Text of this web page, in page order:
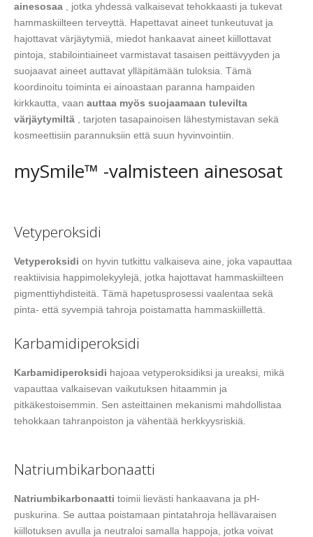
ainesosaa , jotka yhdessä valkaisevat tehokkaasti ja tukevat
hammaskiilteen terveyttä. Hapettavat aineet tunkeutuvat ja
hajottavat värjäytymiä, miedot hankaavat aineet kiillottavat
pintoja, stabilointiaineet varmistavat tasaisen peittävyyden ja
suojaavat aineet auttavat ylläpitämään tuloksia. Tämä
koordinoitu toiminta ei ainoastaan paranna hampaiden
kirkkautta, vaan auttaa myös suojaamaan tulevilta
värjäytymiltä , tarjoten tasapainoisen lähestymistavan sekä
kosmeettisiin parannuksiin että suun hyvinvointiin.
mySmile™ -valmisteen ainesosat
Vetyperoksidi
Vetyperoksidi on hyvin tutkittu valkaiseva aine, joka vapauttaa
reaktiivisia happimolekyylejä, jotka hajottavat hammaskiilteen
pigmenttiyhdisteitä. Tämä hapetusprosessi vaalentaa sekä
pinta- että syvempiä tahroja poistamatta hammaskiillettä.
Karbamidiperoksidi
Karbamidiperoksidi hajoaa vetyperoksidiksi ja ureaksi, mikä
vapauttaa valkaisevan vaikutuksen hitaammin ja
pitkäkestoisemmin. Sen asteittainen mekanismi mahdollistaa
tehokkaan tahranpoiston ja vähentää herkkyysriskiä.
Natriumbikarbonaatti
Natriumbikarbonaatti toimii lievästi hankaavana ja pH-
puskurina. Se auttaa poistamaan pintatahroja hellävaraisen
kiillotuksen avulla ja neutraloi samalla happoja, jotka voivat